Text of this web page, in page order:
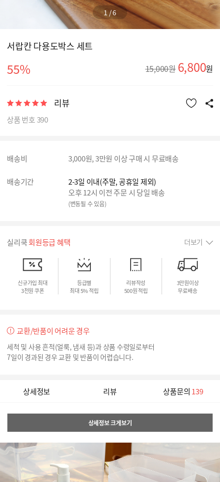
1/6
서랍칸 다용도박스 세트
55% 15,000원 6,800원
리뷰
상품 번호 390
배송비 3,000원, 3만원 이상 구매 시 무료배송
배송기간
2-3일 이내(주말, 공휴일 제외)
오후 12시 이전 주문 시 당일 배송
(변동될 수 있음)
실리쿡회원등급 혜택 더보기
신규가입 최대
3천원 쿠폰
등급별
최대 5% 적립
리뷰작성
500원 적립
3만원이상
무료배송
교환/반품이 어려운 경우
세척 및 사용 흔적(얼룩, 냄새 등)과 상품 수령일로부터
7일이 경과된 경우 교환 및 반품이 어렵습니다.
상세정보 리뷰 상품문의 139
상세정보 크게보기